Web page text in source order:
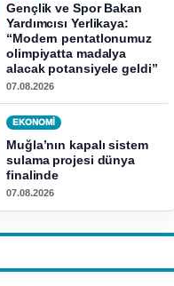
Gençlik ve Spor Bakan
Yardımcısı Yerlikaya:
“Modern pentatlonumuz
olimpiyatta madalya
alacak potansiyele geldi”
07.08.2026
EKONOMI
Muğla’nın kapalı sistem
sulama projesi dünya
finalinde
07.08.2026